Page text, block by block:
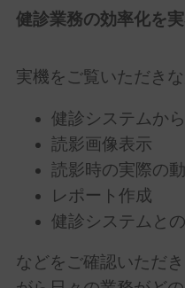
健診業務の効率化を
実機をご覧いただきな
健診システムか
読影画像表示
読影時の実際の
レポート作成
健診システムと
などをご確認いただ